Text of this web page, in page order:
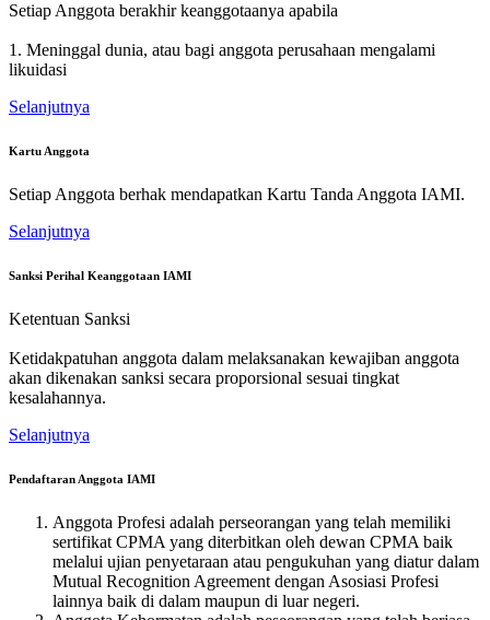
Setiap Anggota berakhir keanggotaanya apabila
1. Meninggal dunia, atau bagi anggota perusahaan mengalami
likuidasi
Selanjutnya
Kartu Anggota
Setiap Anggota berhak mendapatkan Kartu Tanda Anggota IAMI.
Selanjutnya
Sanksi Perihal Keanggotaan IAMI
Ketentuan Sanksi
Ketidakpatuhan anggota dalam melaksanakan kewajiban anggota
akan dikenakan sanksi secara proporsional sesuai tingkat
kesalahannya.
Selanjutnya
Pendaftaran Anggota IAMI
Anggota Profesi adalah perseorangan yang telah memiliki
sertifikat CPMA yang diterbitkan oleh dewan CPMA baik
melalui ujian penyetaraan atau pengukuhan yang diatur dalam
Mutual Recognition Agreement dengan Asosiasi Profesi
lainnya baik di dalam maupun di luar negeri.